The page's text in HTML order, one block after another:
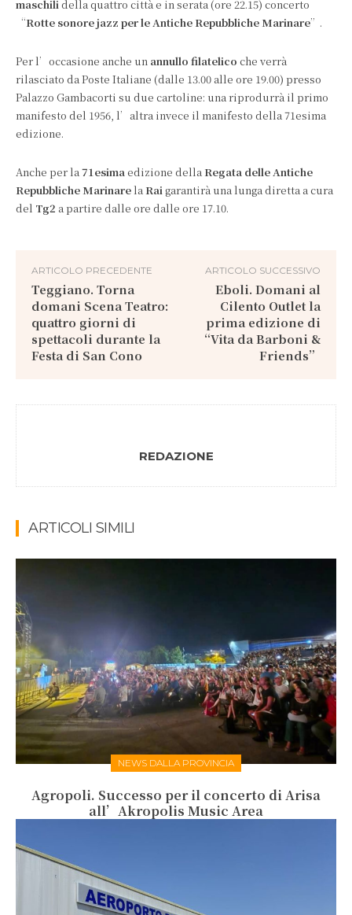
maschilidella quattro città e in serata (ore 22.15) concerto
“Rotte sonore jazz per le Antiche Repubbliche Marinare”.
Per l’occasione anche un annullo filatelico che verrà
rilasciato da Poste Italiane (dalle 13.00 alle ore 19.00) presso
Palazzo Gambacorti su due cartoline: una riprodurrà il primo
manifesto del 1956, l’altra invece il manifesto della 71esima
edizione.
Anche per la71esimaedizione dellaRegata delle Antiche
Repubbliche MarinarelaRaigarantirà una lunga diretta a cura
del Tg2 a partire dalle ore dalle ore 17.10.
ARTICOLO PRECEDENTE
Teggiano. Torna
domani Scena Teatro:
quattro giorni di
spettacoli durante la
Festa di San Cono
ARTICOLO SUCCESSIVO
Eboli. Domani al
Cilento Outlet la
prima edizione di
“Vita da Barboni &
Friends”
REDAZIONE
ARTICOLI SIMILI
NEWS DALLA PROVINCIA
Agropoli. Successo per il concerto di Arisa
all’Akropolis Music Area